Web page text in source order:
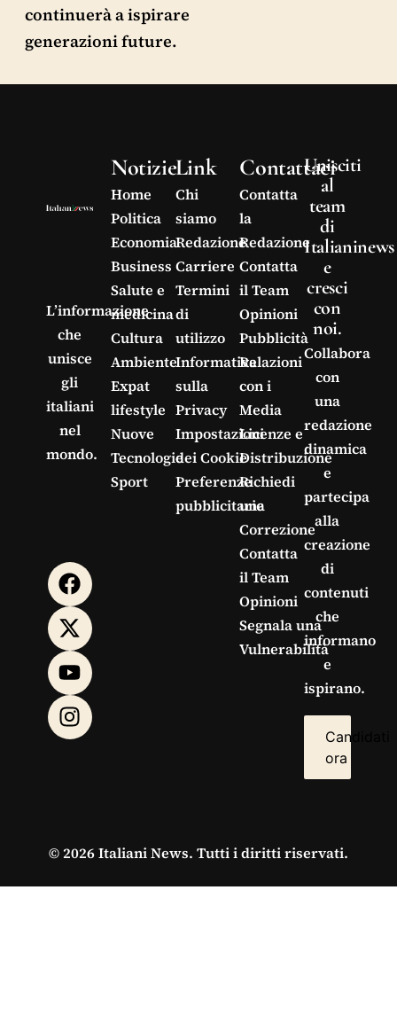
continuerà a ispirare
generazioni future.
L’informazione
che
unisce
gli
italiani
nel
mondo.
Notizie
Home
Politica
Economia
Business
Salute e
medicina
Cultura
Ambiente
Expat
lifestyle
Nuove
Tecnologie
Sport
Link
Chi
siamo
Redazione
Carriere
Termini
di
utilizzo
Informativa
sulla
Privacy
Impostazioni
dei Cookie
Preferenze
pubblicitarie
Contattaci
Contatta
la
Redazione
Contatta
il Team
Opinioni
Pubblicità
Relazioni
con i
Media
Licenze e
Distribuzione
Richiedi
una
Correzione
Contatta
il Team
Opinioni
Segnala una
Vulnerabilità
Unisciti
al
team
di
Italianinews
e
cresci
con
noi.
Collabora
con
una
redazione
dinamica
e
partecipa
alla
creazione
di
contenuti
che
informano
e
ispirano.
Candidati
ora
© 2026 Italiani News. Tutti i diritti riservati.